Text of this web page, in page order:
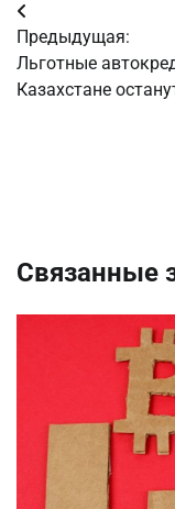
Навигация
по
записям
Предыдущая:
Льготные
Казахстане
Связанные